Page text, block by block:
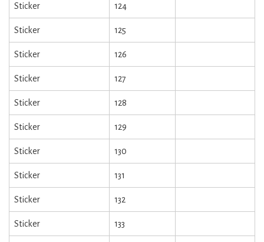
Sticker 124
Sticker 125
Sticker 126
Sticker 127
Sticker 128
Sticker 129
Sticker 130
Sticker 131
Sticker 132
Sticker 133